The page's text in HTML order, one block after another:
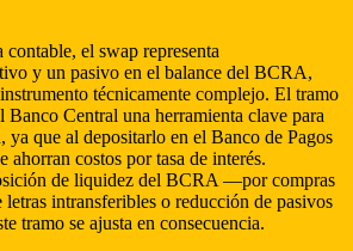
el swap representa
y un pasivo en el balance del BCRA,
técnicamente complejo. El tramo
Central una herramienta clave para
ya que al depositarlo en el Banco de Pagos
ahorran costos por tasa de interés.
de liquidez del BCRA —por compras
letras intransferibles o reducción de pasivos
tramo se ajusta en consecuencia.